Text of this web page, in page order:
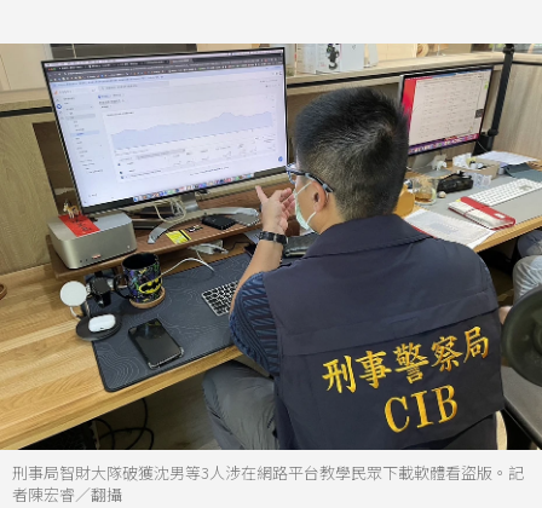
刑事局智財大隊破獲沈男等3人涉在網路平台教學民眾下載軟體看盜版。記
者陳宏睿／翻攝